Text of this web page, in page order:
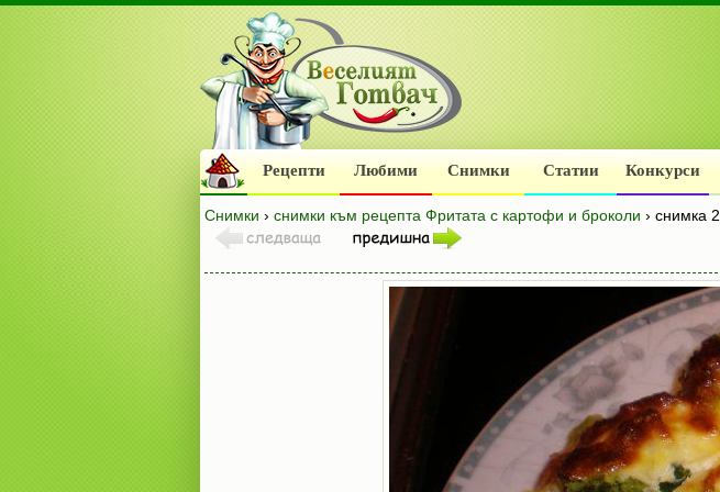
Рецепти Любими Снимки Статии Конкурси
Снимки › снимки към рецепта Фритата с картофи и броколи › снимка 2